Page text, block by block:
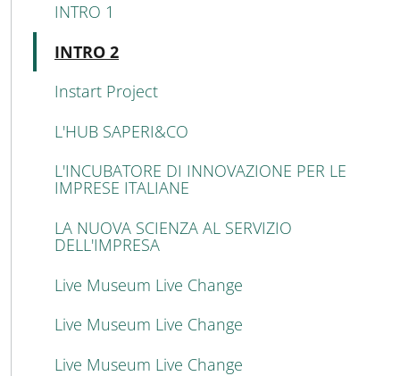
INTRO 1
INTRO 2
Instart Project
L'HUB SAPERI&CO
L'INCUBATORE DI INNOVAZIONE PER LE
IMPRESE ITALIANE
LA NUOVA SCIENZA AL SERVIZIO
DELL'IMPRESA
Live Museum Live Change
Live Museum Live Change
Live Museum Live Change